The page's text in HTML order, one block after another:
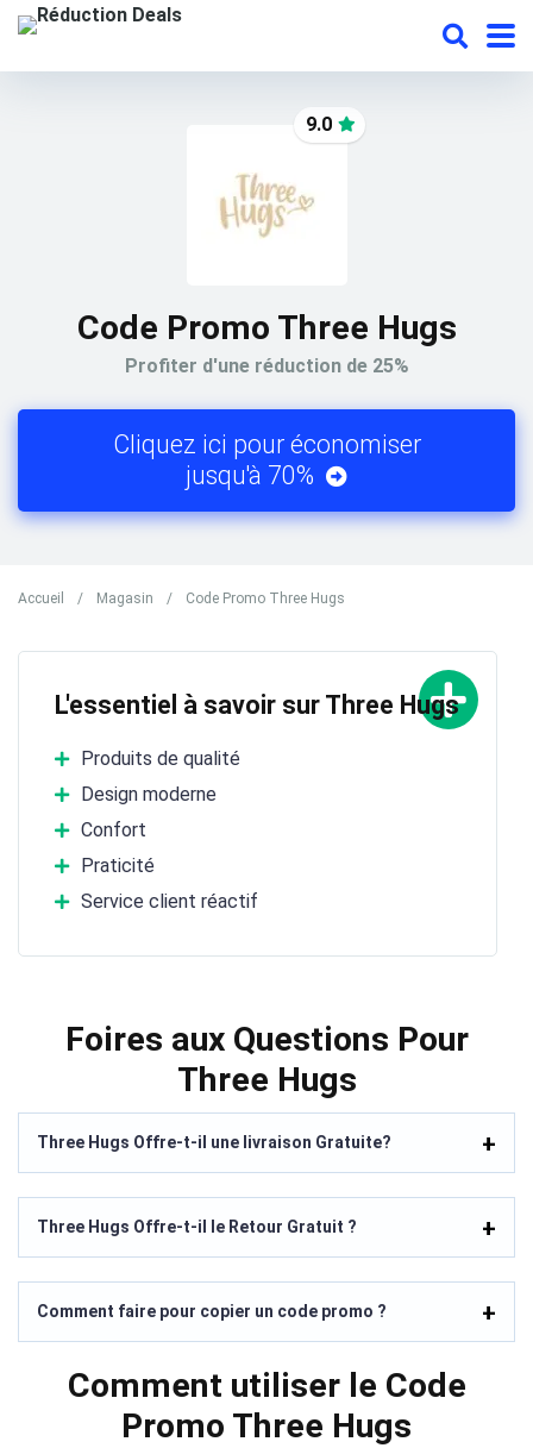
9.0
Code Promo Three Hugs
Profiter d'une réduction de 25%
Cliquez ici pour économiser
jusqu'à 70%
Accueil / Magasin / Code Promo Three Hugs
L'essentiel à savoir sur Three Hugs
Produits de qualité
Design moderne
Confort
Praticité
Service client réactif
Foires aux Questions Pour
Three Hugs
Three Hugs Offre-t-il une livraison Gratuite?
Three Hugs Offre-t-il le Retour Gratuit ?
Comment faire pour copier un code promo ?
Comment utiliser le Code
Promo Three Hugs